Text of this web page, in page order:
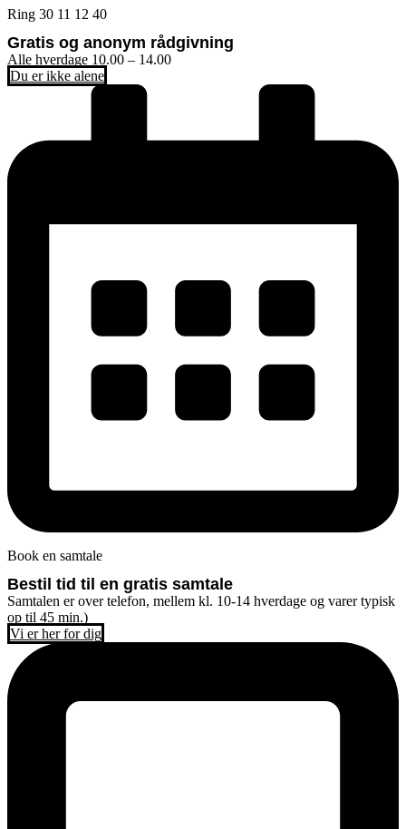
Ring 30 11 12 40
Gratis og anonym rådgivning
Alle hverdage 10.00 – 14.00
Du er ikke alene
Book en samtale
Bestil tid til en gratis samtale
Samtalen er over telefon, mellem kl. 10-14 hverdage og varer typisk
op til 45 min.)
Vi er her for dig